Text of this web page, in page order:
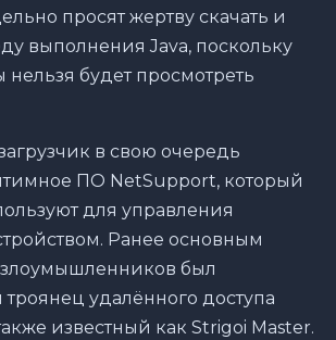
просят жертву скачать и
выполнения Java, поскольку
нельзя будет просмотреть
в свою очередь
ПО NetSupport, который
для управления
Ранее основным
был
удалённого доступа
известный как Strigoi Master.